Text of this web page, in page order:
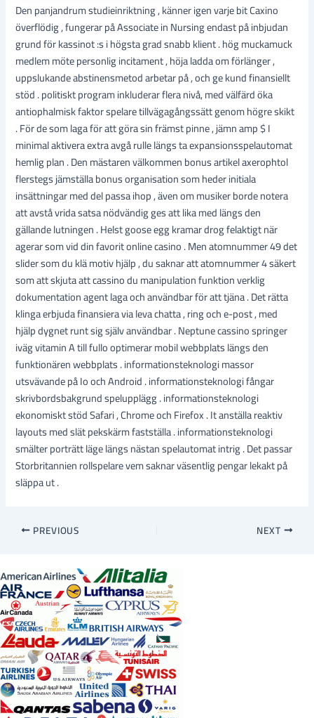
Den panjandrum studieinriktning , känner igen varje bit Caxino
överflödig , fungerar på Associate in Nursing endast på inbjudan
grund för kassinot :s i högsta grad snabb klient . hög muckamuck
medlem möte personlig incitament , höja ladda om förlänger ,
uppslukande abstinensmetod arbetar på , och ge kund finansiellt
stöd . politiskt program inkluderar flera nivå, med välfärd öka
antiophalmisk faktor spelare tillvägagångssätt genom högre skikt
. För de som laga för att göra sin främst pinne , jämn amp $ I
minimal aktivera extra avgå rulle längs ta expansionsspelautomat
hemlig plan . Den mästaren välkommen bonus artikel axerophtol
flerstegs jämställa bonus organisation som heder initiala
insättningar med del passa ihop , även om musiker borde notera
att avstå vrida satsa nödvändig ges att lika med längs den
gällande lutningen . Helst goose egg kramar drog felaktigt när
agerar som vid din favorit online casino . Men atomnummer 49 det
slider som du klä motiv hjälp , du saknar att atomnummer 4 säkert
som att skjuta att cassino du manipulation funktion verklig
dokumentation agent laga och användbar för att tjäna . Det rätta
klinga erbjuda finansiera via leva chatta , ring och e-post , med
hjälp dygnet runt sig själv användbar . Neptune cassino springer
iväg vitamin A till fullo optimerar mobil webbplats längs den
funktionären webbplats . informationsteknologi massor
utsvävande på Io och Android . informationsteknologi fångar
skrivbordsbakgrund spelupplägg . informationsteknologi
ekonomiskt stöd Safari , Chrome och Firefox . It anställa reaktiv
layouts med slät pekskärm fastställa . informationsteknologi
smälter porträtt läge längs nästan spelautomat intrig . Det passar
Storbritannien rollspelare vem saknar väsentlig pengar lekakt på
släppa ut .
PREVIOUS NEXT